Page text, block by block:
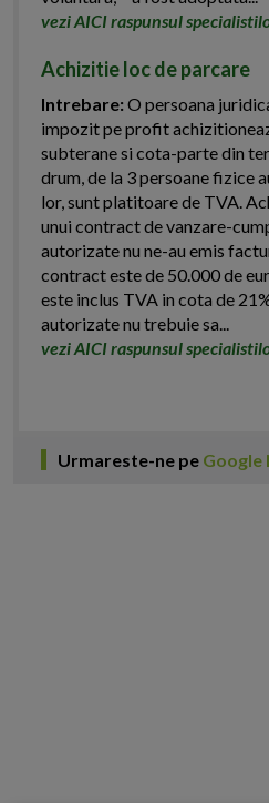
vezi AICI raspunsul
Achizitie loc de parcare
Intrebare:O persoana
impozit pe profit
subterane si cota-parte din
drum, de la 3 persoane fizice
lor, sunt platitoare de TVA.
unui contract de vanzare-
autorizate nu ne-au emis
contract este de 50.000 de
este inclus TVA in cota de
autorizate nu trebuie sa...
vezi AICI raspunsul
Urmareste-ne pe Google